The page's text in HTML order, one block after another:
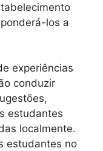
los a
experiências
conduzir
estudantes
localmente.
estudantes no